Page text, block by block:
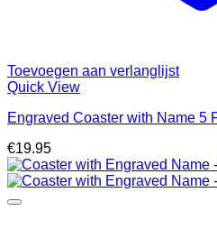
Toevoegen aan verlanglijst
Quick View
Engraved Coaster with Name 5
€19.95